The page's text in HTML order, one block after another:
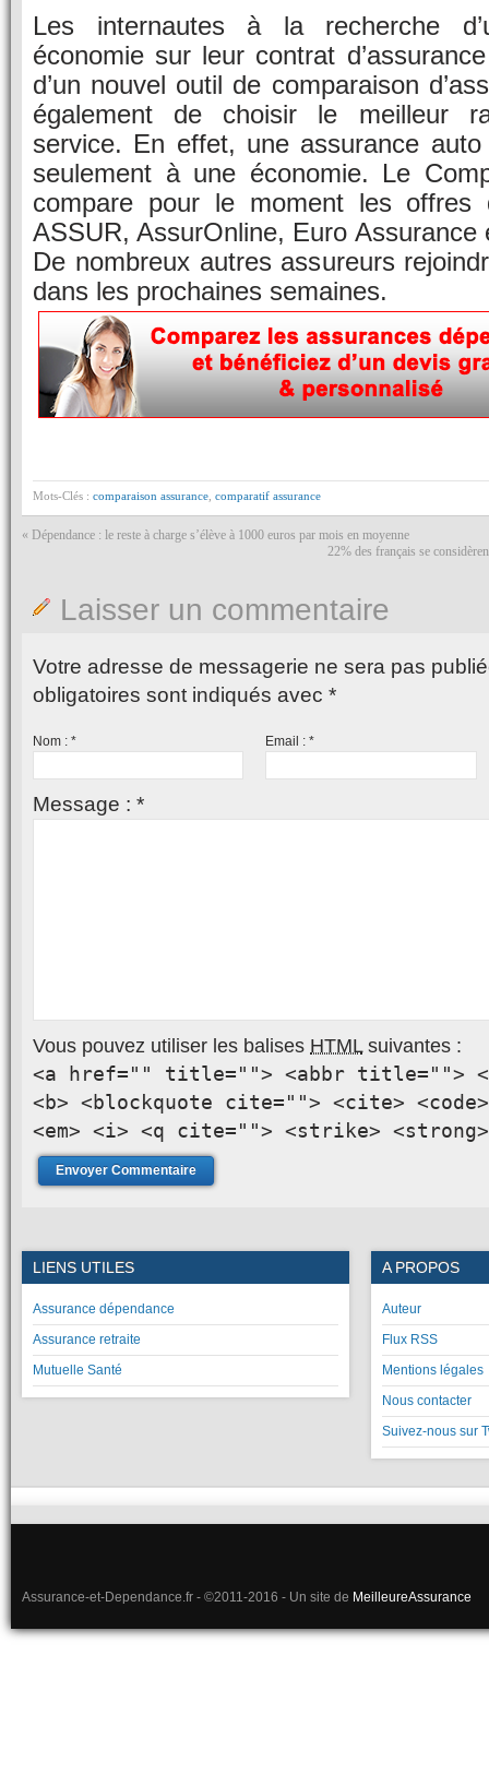
Les internautes à la recherche
économie sur leur contrat
d’un nouvel outil de comparaison
également de choisir le meilleur
service. En effet, une assurance
seulement à une économie. Le
compare pour le moment les offres
ASSUR, AssurOnline, Euro Assurance
De nombreux autres assureurs
dans les prochaines semaines.
Mots-Clés : comparaison assurance comparatif assurance
« Dépendance : le reste à charge s’élève à 1000 euros par mois en moyenne
22% des français se
Laisser un commentaire
Votre adresse de messagerie ne sera pas
obligatoires sont indiqués avec *
Nom : * Email :*
Message : *
Vous pouvez utiliser les balises HTMLsuivantes :
<a href="" title=""> <abbr title="">
<b> <blockquote cite=""> <cite>
<em> <i> <q cite=""> <strike> <strong>
LIENS UTILES
Assurance dépendance
Assurance retraite
Mutuelle Santé
A PROPOS
Auteur
Flux RSS
Mentions légales
Nous contacter
Suivez-nous sur
Assurance-et-Dependance.fr - ©2011-2016 - Un site de MeilleureAssurance